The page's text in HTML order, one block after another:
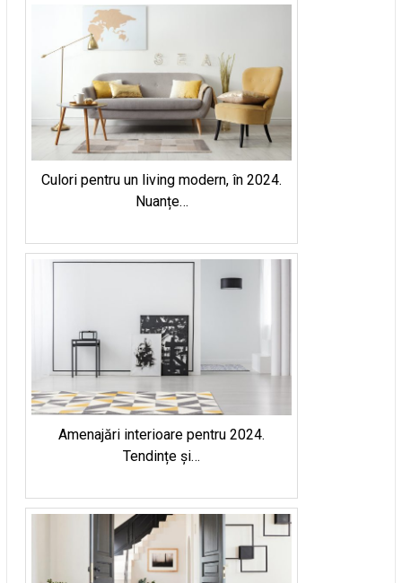
Culori pentru un living modern, în 2024.
Nuanțe…
Amenajări interioare pentru 2024.
Tendințe și…